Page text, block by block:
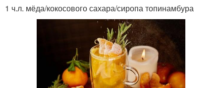
1 ч.л. мёда/кокосового сахара/сиропа топинамбура